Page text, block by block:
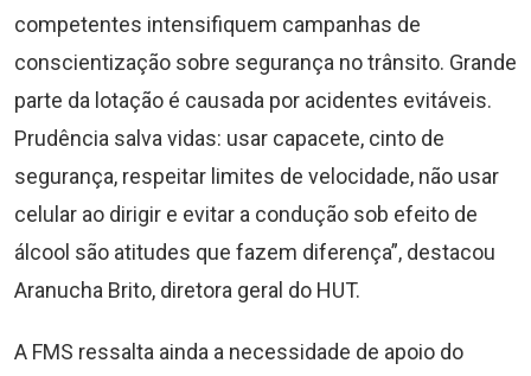
competentes intensifiquem campanhas de
conscientização sobre segurança no trânsito. Grande
parte da lotação é causada por acidentes evitáveis.
Prudência salva vidas: usar capacete, cinto de
segurança, respeitar limites de velocidade, não usar
celular ao dirigir e evitar a condução sob efeito de
álcool são atitudes que fazem diferença”, destacou
Aranucha Brito, diretora geral do HUT.
A FMS ressalta ainda a necessidade de apoio do